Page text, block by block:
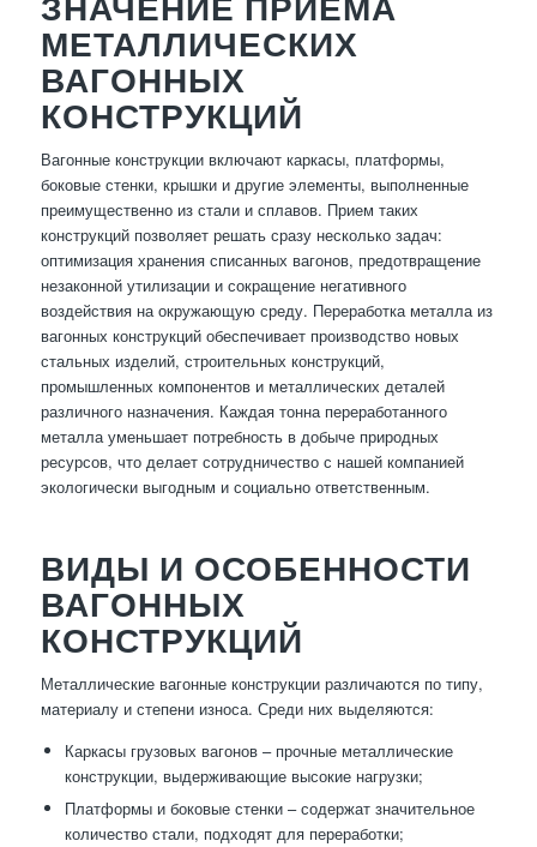
МЕТАЛЛИЧЕСКИХ
ВАГОННЫХ
КОНСТРУКЦИЙ
Вагонные конструкции включают каркасы, платформы,
боковые стенки, крышки и другие элементы, выполненные
преимущественно из стали и сплавов. Прием таких
конструкций позволяет решать сразу несколько задач:
оптимизация хранения списанных вагонов, предотвращение
незаконной утилизации и сокращение негативного
воздействия на окружающую среду. Переработка металла из
вагонных конструкций обеспечивает производство новых
стальных изделий, строительных конструкций,
промышленных компонентов и металлических деталей
различного назначения. Каждая тонна переработанного
металла уменьшает потребность в добыче природных
ресурсов, что делает сотрудничество с нашей компанией
экологически выгодным и социально ответственным.
ВИДЫ И ОСОБЕННОСТИ
ВАГОННЫХ
КОНСТРУКЦИЙ
Металлические вагонные конструкции различаются по типу,
материалу и степени износа. Среди них выделяются:
Каркасы грузовых вагонов – прочные металлические
конструкции, выдерживающие высокие нагрузки;
Платформы и боковые стенки – содержат значительное
количество стали, подходят для переработки;